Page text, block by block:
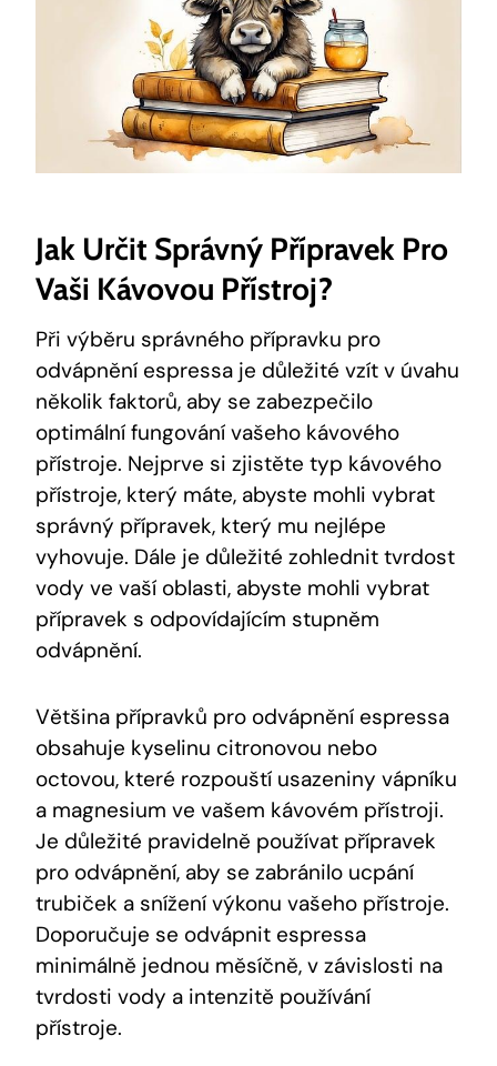
Jak Určit Správný Přípravek Pro
Vaši Kávovou Přístroj?
Při výběru správného přípravku pro
odvápnění espressa je důležité vzít v úvahu
několik faktorů, aby se zabezpečilo
optimální fungování vašeho kávového
přístroje. Nejprve si zjistěte typ kávového
přístroje, který máte, abyste mohli vybrat
správný přípravek, který mu nejlépe
vyhovuje. Dále je důležité zohlednit tvrdost
vody ve vaší oblasti, abyste mohli vybrat
přípravek s odpovídajícím stupněm
odvápnění.
Většina přípravků pro odvápnění espressa
obsahuje kyselinu citronovou nebo
octovou, které rozpouští usazeniny vápníku
a magnesium ve vašem kávovém přístroji.
Je důležité pravidelně používat přípravek
pro odvápnění, aby se zabránilo ucpání
trubiček a snížení výkonu vašeho přístroje.
Doporučuje se odvápnit espressa
minimálně jednou měsíčně, v závislosti na
tvrdosti vody a intenzitě používání
přístroje.